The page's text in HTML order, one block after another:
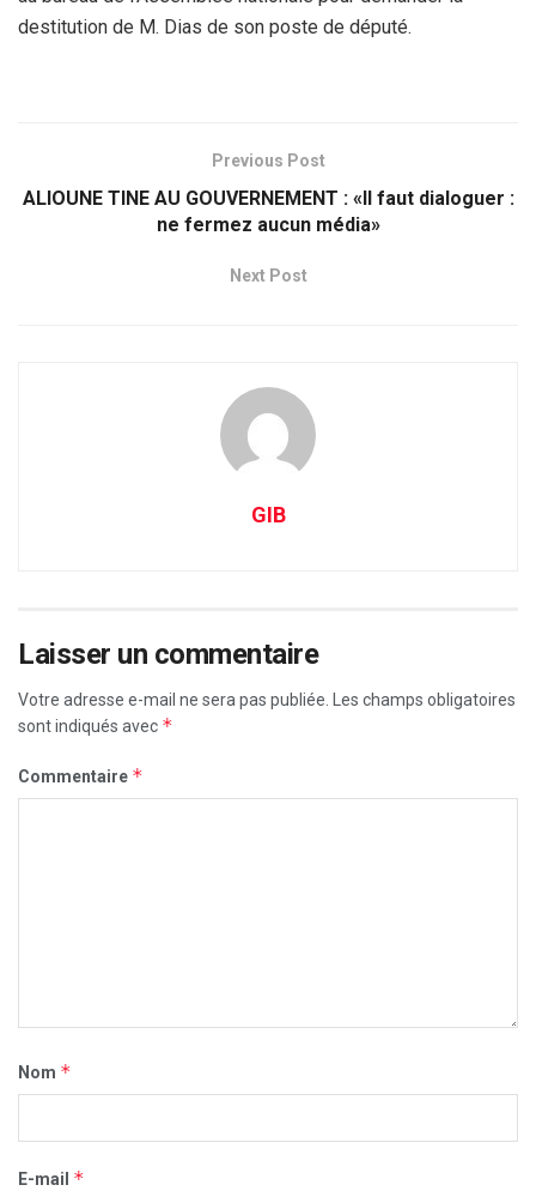
destitution de M. Dias de son poste de député.
Previous Post
ALIOUNE TINE AU GOUVERNEMENT : «Il faut dialoguer :
ne fermez aucun média»
Next Post
GIB
Laisser un commentaire
Votre adresse e-mail ne sera pas publiée.
Les champs obligatoires
sont indiqués avec *
Commentaire *
Nom *
E-mail *